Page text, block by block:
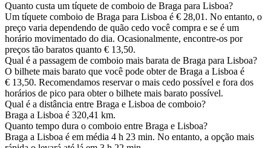
Quanto custa um tíquete de comboio de Braga para Lisboa?
Um tíquete comboio de Braga para Lisboa é € 28,01. No entanto, o
preço varia dependendo de quão cedo você compra e se é um
horário movimentado do dia. Ocasionalmente, encontre-os por
preços tão baratos quanto € 13,50.
Qual é a passagem de comboio mais barata de Braga para Lisboa?
O bilhete mais barato que você pode obter de Braga a Lisboa é
€ 13,50. Recomendamos reservar o mais cedo possível e fora dos
horários de pico para obter o bilhete mais barato possível.
Qual é a distância entre Braga e Lisboa de comboio?
Braga a Lisboa é 320,41 km.
Quanto tempo dura o comboio entre Braga e Lisboa?
Braga a Lisboa é em média 4 h 23 min. No entanto, a opção mais